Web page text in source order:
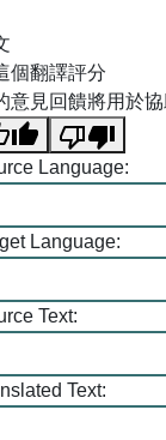
個翻譯評分
意見回饋將用於
Language:
Language:
Text:
Text: